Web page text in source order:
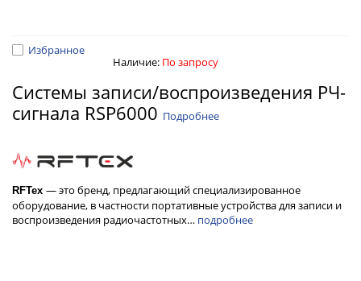
Избранное
Наличие: По запросу
Системы записи/воспроизведения РЧ-
сигнала RSP6000 Подробнее
RFТех — это бренд, предлагающий специализированное
оборудование, в частности портативные устройства для записи и
воспроизведения радиочастотных… подробнее